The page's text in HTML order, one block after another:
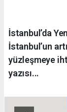
İstanbul’da
İstanbul’un
yüzleşmeye
yazısı...